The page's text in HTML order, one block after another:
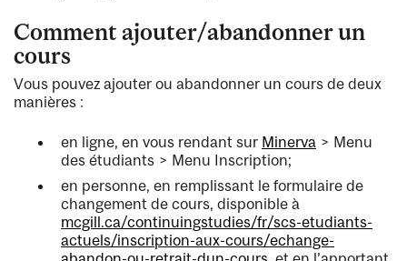
Comment ajouter/abandonner un
cours
Vous pouvez ajouter ou abandonner un cours de deux
manières :
en ligne, en vous rendant sur Minerva > Menu
des étudiants > Menu Inscription;
en personne, en remplissant le formulaire de
changement de cours, disponible à
mcgill.ca/continuingstudies/fr/scs-etudiants-
actuels/inscription-aux-cours/echange-